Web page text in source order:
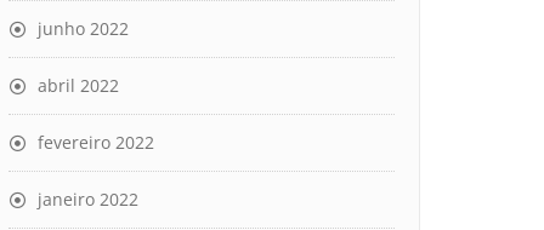
junho 2022
abril 2022
fevereiro 2022
janeiro 2022